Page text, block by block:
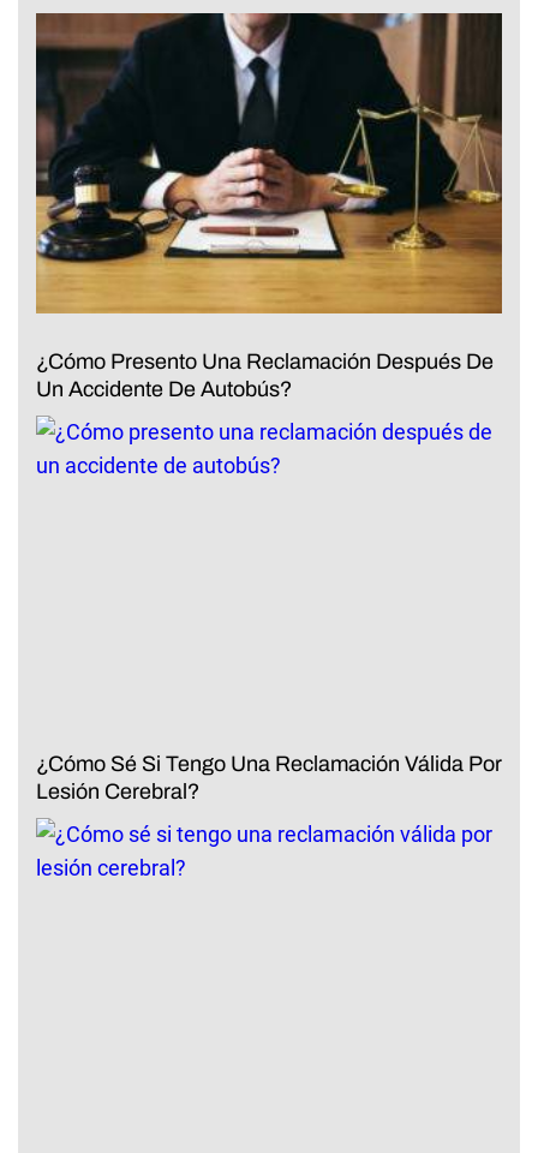
¿Cómo Presento Una Reclamación Después De
Un Accidente De Autobús?
¿Cómo Sé Si Tengo Una Reclamación Válida Por
Lesión Cerebral?